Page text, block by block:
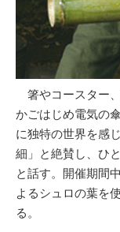
箸やコースター
かごはじめ電気の
に独特の世界を感
細」と絶賛し、ひ
と話す。開催期間
よるシュロの葉を
る。